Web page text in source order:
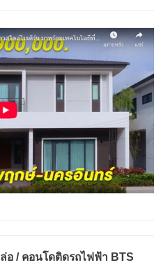
อ / คอนโดติดรถไฟฟ้า BTS